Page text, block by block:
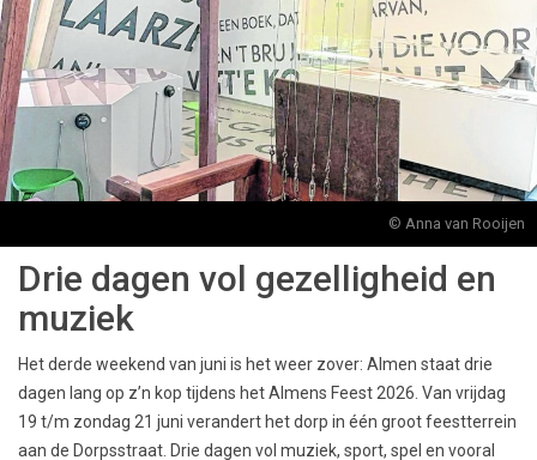
© Anna van Rooijen
Drie dagen vol gezelligheid en
muziek
Het derde weekend van juni is het weer zover: Almen staat drie
dagen lang op z’n kop tijdens het Almens Feest 2026. Van vrijdag
19 t/m zondag 21 juni verandert het dorp in één groot feestterrein
aan de Dorpsstraat. Drie dagen vol muziek, sport, spel en vooral